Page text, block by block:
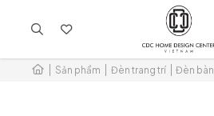
KHÔNG CÓ SẢN PHẨM TRONG GIỎ HÀNG
Sản phẩm Đèn trang trí Đèn bàn